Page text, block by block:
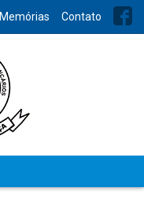
Memórias Contato